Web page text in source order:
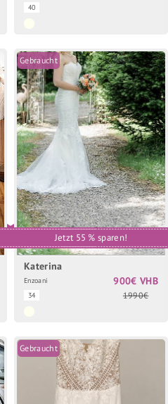
40
Gebraucht
Jetzt 55 % sparen!
Katerina
Enzoani
34
900€ VHB
1990€
Gebraucht